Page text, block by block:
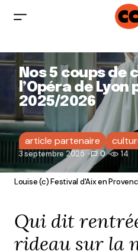
Nos 5 coups de
l’Opéra de Lyon
2025/2026
article partenaire
3 septembre 2025
0 14
Louise (c) Festival d'Aix en
Qui dit
rideau sur la